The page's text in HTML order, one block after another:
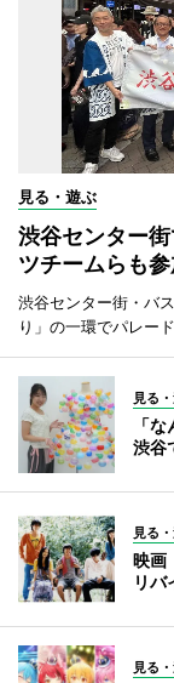
見る・遊ぶ
渋谷センター
ツチームらも参
渋谷センター街・バ
り」の一環でパレー
見る
「
渋谷
見る
映画
リバ
見る